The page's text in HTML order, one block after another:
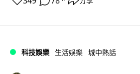
科技娛樂 生活娛樂 城中熱話